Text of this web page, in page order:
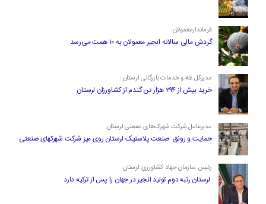
فرماندارمعمولان:
گردش مالی سالانه انجیر معمولان به ۱۰ همت می‌رسد
مدیرکل غله و خدمات بازرگانی لرستان :
خرید بیش از ۲۹۴ هزار تن گندم از کشاورزان لرستان
مدیرعامل شرکت شهرک‌های صنعتی لرستان:
حمایت و رونق صنعت پلاستیک لرستان روی میز شرکت شهرکهای صنعتی
رئیس سازمان جهاد کشاورزی لرستان:
لرستان رتبه دوم تولید انجیر در جهان را پس از ترکیه دارد